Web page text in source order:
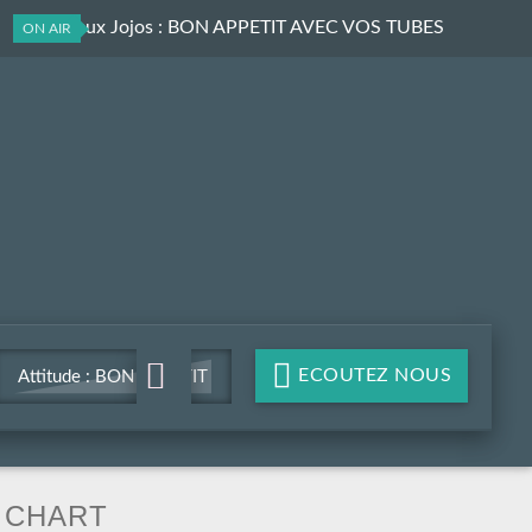
ON AIR
Les Affreux Jojos : BON APPETIT AVEC VOS TUBES
Attitude : BON APPETIT
AVEC VOS TUBES
ECOUTEZ NOUS
CHART